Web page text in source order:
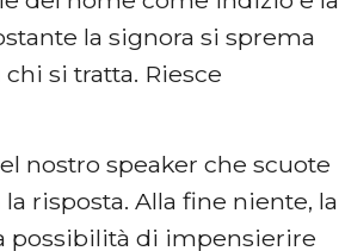
la signora si sprema
si tratta. Riesce
nostro speaker che scuote
risposta. Alla fine niente, la
possibilità di impensierire